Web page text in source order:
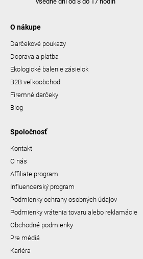
O nákupe
Darčekové poukazy
Doprava a platba
Ekologické balenie zásielok
B2B veľkoobchod
Firemné darčeky
Blog
Spoločnosť
Kontakt
O nás
Affiliate program
Influencerský program
Podmienky ochrany osobných údajov
Podmienky vrátenia tovaru alebo reklamácie
Obchodné podmienky
Pre médiá
Kariéra